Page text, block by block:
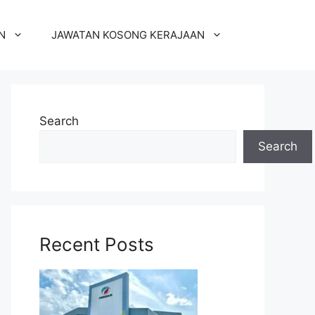
JAWATAN KOSONG KERAJAAN
Search
Search
Recent Posts